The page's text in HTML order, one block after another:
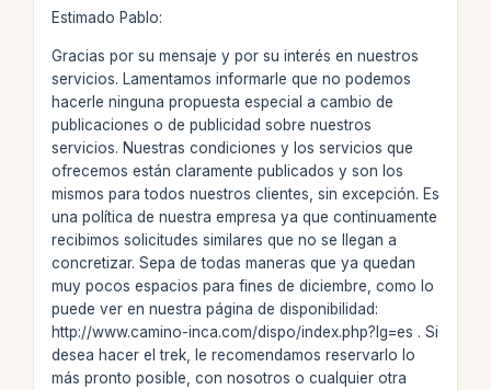
Estimado Pablo:
Gracias por su mensaje y por su interés en nuestros
servicios. Lamentamos informarle que no podemos
hacerle ninguna propuesta especial a cambio de
publicaciones o de publicidad sobre nuestros
servicios. Nuestras condiciones y los servicios que
ofrecemos están claramente publicados y son los
mismos para todos nuestros clientes, sin excepción. Es
una política de nuestra empresa ya que continuamente
recibimos solicitudes similares que no se llegan a
concretizar. Sepa de todas maneras que ya quedan
muy pocos espacios para fines de diciembre, como lo
puede ver en nuestra página de disponibilidad:
http://www.camino-inca.com/dispo/index.php?lg=es . Si
desea hacer el trek, le recomendamos reservarlo lo
más pronto posible, con nosotros o cualquier otra